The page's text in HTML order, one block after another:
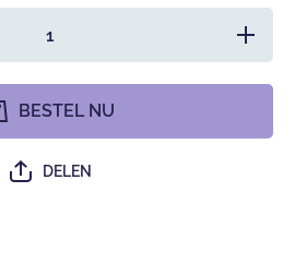
voor
BESTEL NU
DELEN